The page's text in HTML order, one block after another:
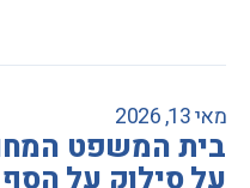
מאי 13, 2026
בית המשפט